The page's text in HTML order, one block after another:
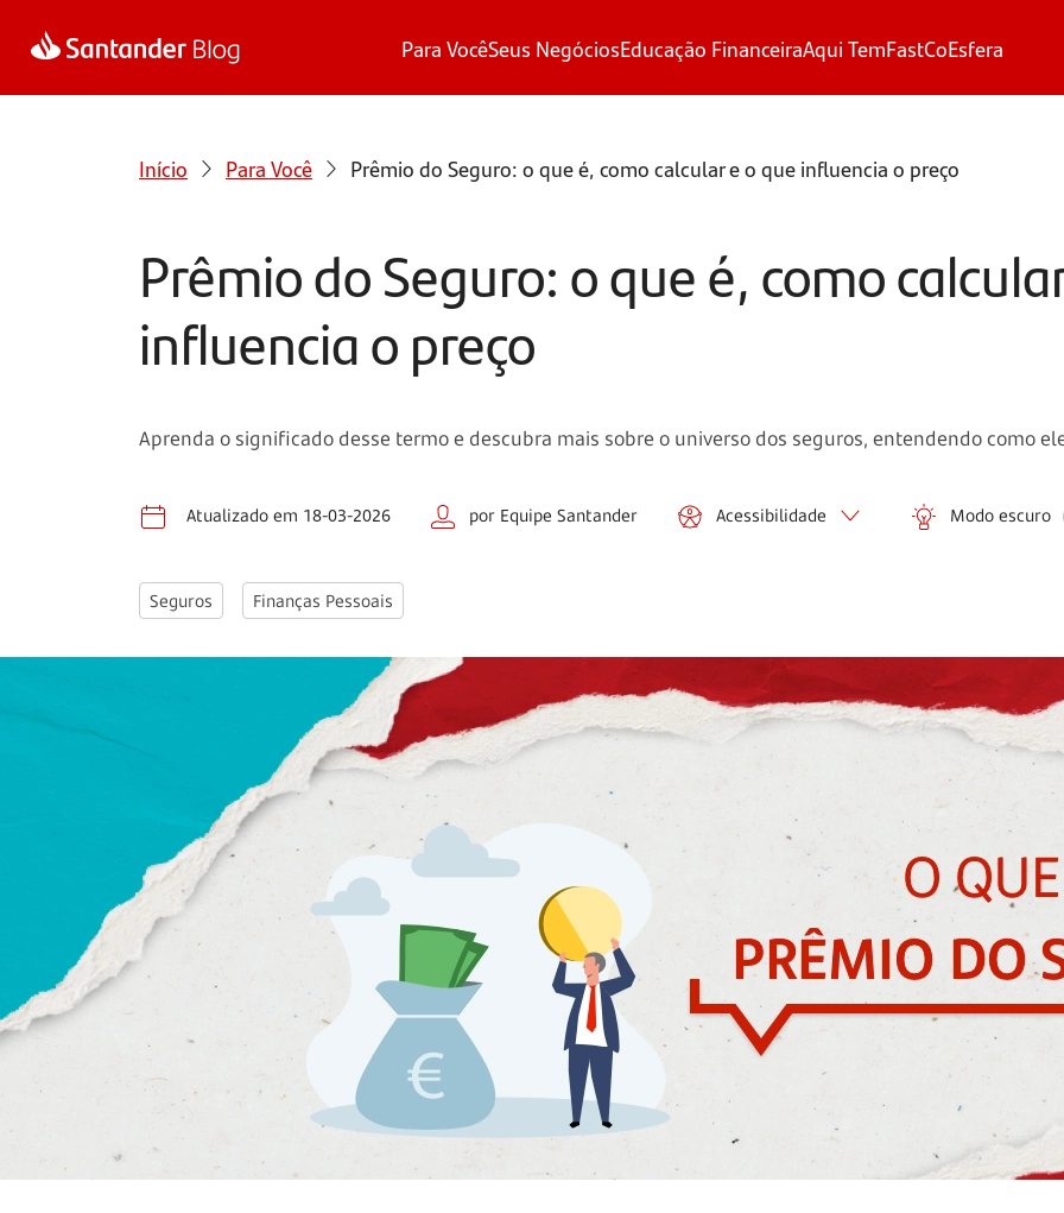
Para VocêSeus NegóciosEducação FinanceiraAqui TemFastCoEsfera
Início Para Você Prêmio do Seguro: o que é, como calcular e o que influencia o preço
Prêmio do Seguro: o que é, como
influencia o preço
Aprenda o significado desse termo e descubra mais sobre o universo dos seguros, entendendo como
Atualizado em 18-03-2026 por Equipe Santander Acessibilidade Modo escuro
Seguros Finanças Pessoais